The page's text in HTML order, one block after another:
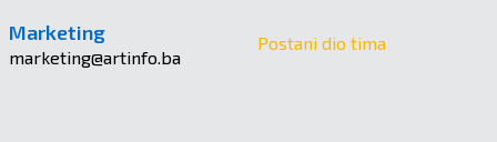
Marketing
marketing@artinfo.ba
Postani dio tima